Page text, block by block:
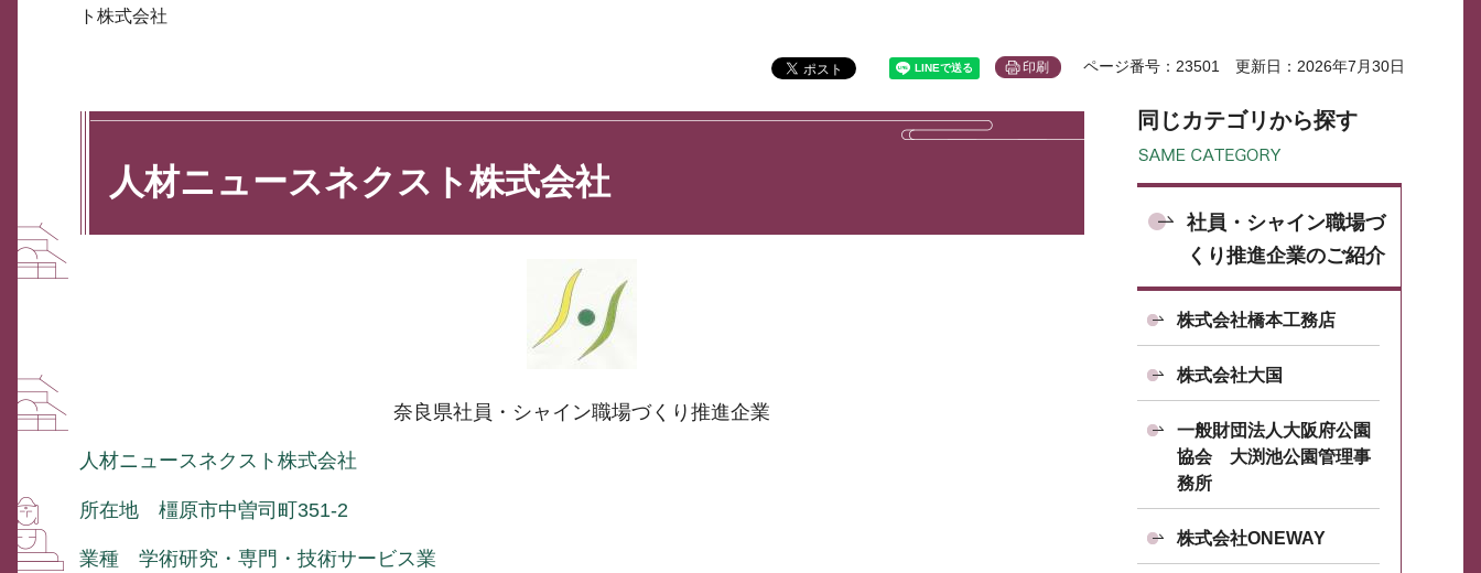
ト株式会社
印刷 ページ番号：23501 更新日：2026年7月30日
人材ニュースネクスト株式会社
奈良県社員・シャイン職場づくり推進企業
人材ニュースネクスト株式会社
所在地 橿原市中曽司町351-2
業種 学術研究・専門・技術サービス業
同じカテゴリから探す
社員・シャイン職場づ
くり推進企業のご紹介
株式会社橋本工務店
株式会社大国
一般財団法人大阪府公園
協会 大渕池公園管理事
務所
株式会社ONEWAY